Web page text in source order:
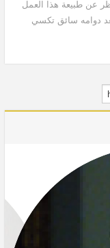
عن طبيعة هذا العمل
دوامه سائق تكسي